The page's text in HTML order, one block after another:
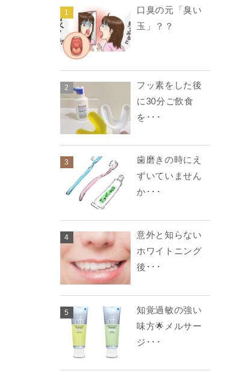
1
口臭の元「臭い
玉」？？
2
フッ素をした後
に30分ご飲食
を･･･
3
歯磨きの時にえ
ずいていません
か･･･
4
意外と知らない
ホワイトニング
後･･･
5
知覚過敏の強い
味方🌟メルサー
ジ･･･